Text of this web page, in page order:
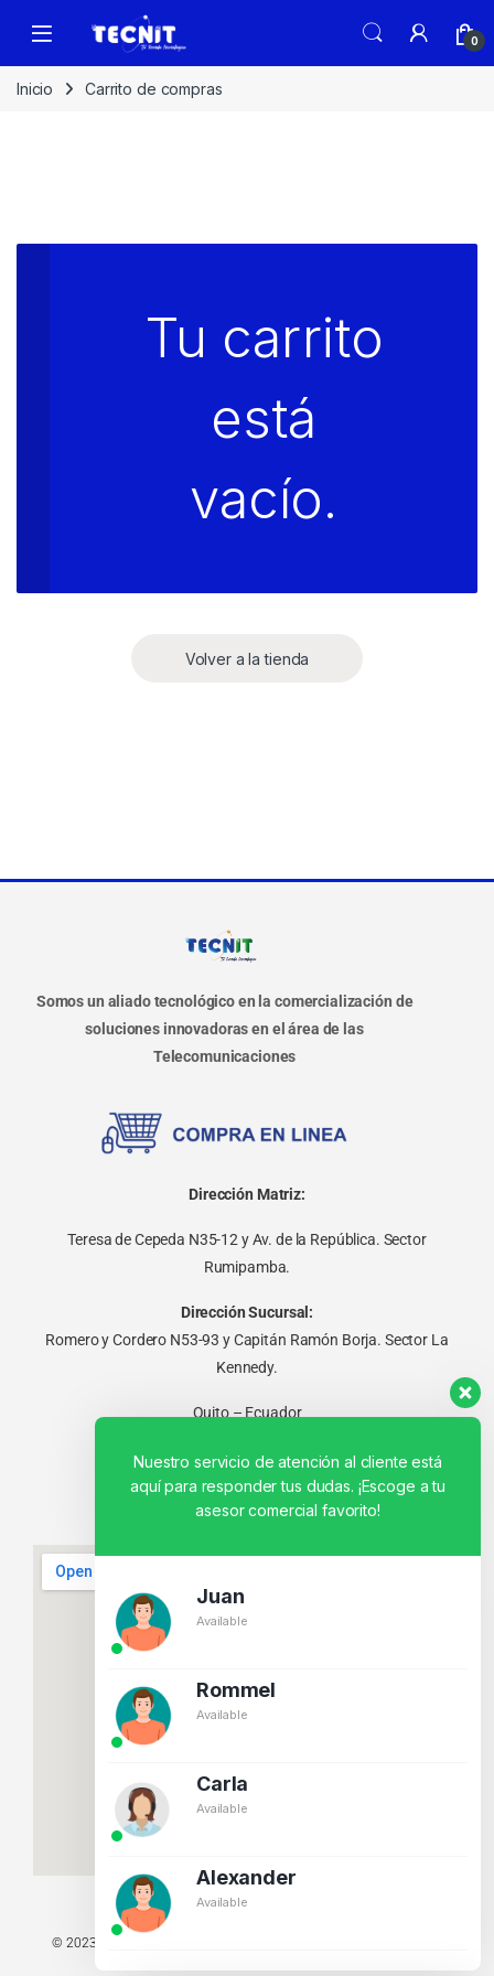
0
Inicio Carrito de compras
Tu carrito
está
vacío.
Volver a la tienda
Somos un aliado tecnológico en la comercialización de
soluciones innovadoras en el área de las
Telecomunicaciones
Dirección Matriz:
Teresa de Cepeda N35-12 y Av. de la República. Sector
Rumipamba.
Dirección Sucursal:
Romero y Cordero N53-93 y Capitán Ramón Borja. Sector La
Kennedy.
Quito – Ecuador
© 2023 TODOS LOS DERECHOS RESERVADOS - TECNIT TU TIENDA
Nuestro servicio de atención al cliente está
aquí para responder tus dudas. ¡Escoge a tu
asesor comercial favorito!
Juan
Available
Rommel
Available
Carla
Available
Alexander
Available